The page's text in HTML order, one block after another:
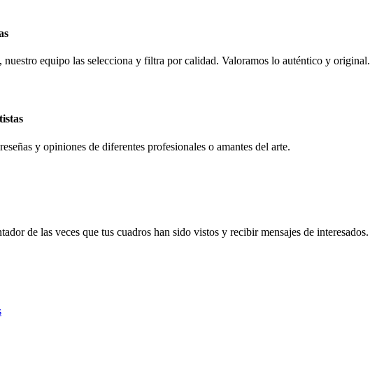
nuestro equipo las selecciona y filtra por calidad. Valoramos lo auténtico y original.
y opiniones de diferentes profesionales o amantes del arte.
de las veces que tus cuadros han sido vistos y recibir mensajes de interesados.